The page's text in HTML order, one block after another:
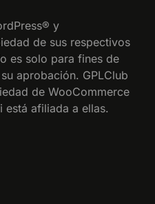
y
de sus respectivos
es solo para fines de
aprobación. GPLClub
de WooCommerce
está afiliada a ellas.